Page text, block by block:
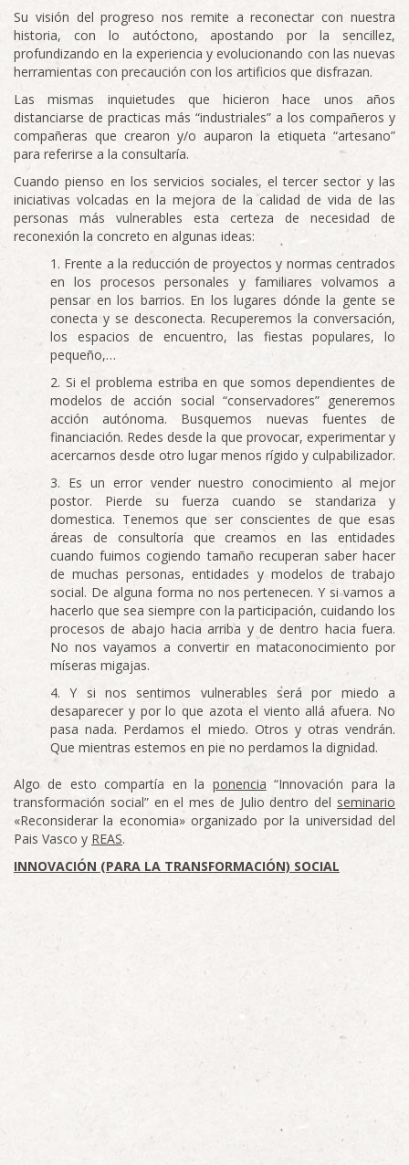
Su visión del progreso nos remite a reconectar con nuestra
historia, con lo autóctono, apostando por la sencillez,
profundizando en la experiencia y evolucionando con las nuevas
herramientas con precaución con los artificios que disfrazan.
Las mismas inquietudes que hicieron hace unos años
distanciarse de practicas más “industriales” a los compañeros y
compañeras que crearon y/o auparon la etiqueta “artesano”
para referirse a la consultaría.
Cuando pienso en los servicios sociales, el tercer sector y las
iniciativas volcadas en la mejora de la calidad de vida de las
personas más vulnerables esta certeza de necesidad de
reconexión la concreto en algunas ideas:
Frente a la reducción de proyectos y normas centrados
en los procesos personales y familiares volvamos a
pensar en los barrios. En los lugares dónde la gente se
conecta y se desconecta. Recuperemos la conversación,
los espacios de encuentro, las fiestas populares, lo
pequeño,…
Si el problema estriba en que somos dependientes de
modelos de acción social “conservadores” generemos
acción autónoma. Busquemos nuevas fuentes de
financiación. Redes desde la que provocar, experimentar y
acercarnos desde otro lugar menos rígido y culpabilizador.
Es un error vender nuestro conocimiento al mejor
postor. Pierde su fuerza cuando se standariza y
domestica. Tenemos que ser conscientes de que esas
áreas de consultoría que creamos en las entidades
cuando fuimos cogiendo tamaño recuperan saber hacer
de muchas personas, entidades y modelos de trabajo
social. De alguna forma no nos pertenecen. Y si vamos a
hacerlo que sea siempre con la participación, cuidando los
procesos de abajo hacia arriba y de dentro hacia fuera.
No nos vayamos a convertir en mataconocimiento por
míseras migajas.
Y si nos sentimos vulnerables será por miedo a
desaparecer y por lo que azota el viento allá afuera. No
pasa nada. Perdamos el miedo. Otros y otras vendrán.
Que mientras estemos en pie no perdamos la dignidad.
Algo de esto compartía en la ponencia “Innovación para la
transformación social” en el mes de Julio dentro del seminario
«Reconsiderar la economia» organizado por la universidad del
Pais Vasco y REAS.
INNOVACIÓN (PARA LA TRANSFORMACIÓN) SOCIAL